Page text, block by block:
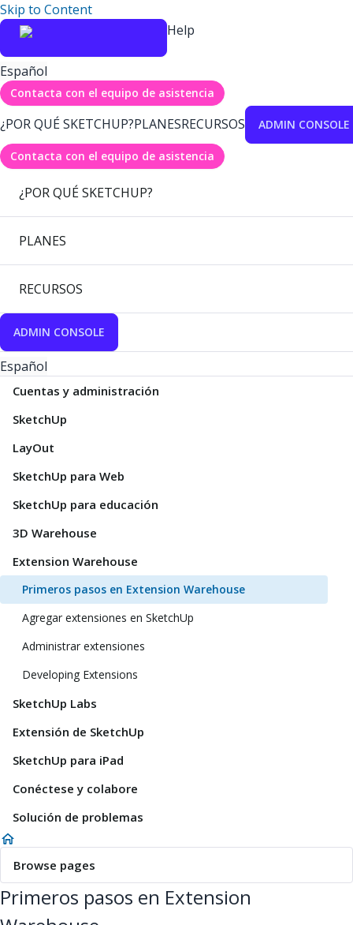
Skip to Content
Help
Español
Contacta con el equipo de asistencia
¿POR QUÉ SKETCHUP?PLANESRECURSOS ADMIN CONSOLE
Contacta con el equipo de asistencia
¿POR QUÉ SKETCHUP?
PLANES
RECURSOS
ADMIN CONSOLE
Español
Cuentas y administración
SketchUp
LayOut
SketchUp para Web
SketchUp para educación
3D Warehouse
Extension Warehouse
Primeros pasos en Extension Warehouse
Agregar extensiones en SketchUp
Administrar extensiones
Developing Extensions
SketchUp Labs
Extensión de SketchUp
SketchUp para iPad
Conéctese y colabore
Solución de problemas
Browse pages
Primeros pasos en Extension